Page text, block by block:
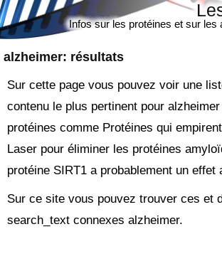
alzheimer: résultats
Infos sur les protéines et sur les
Sur cette page vous pouvez voir une
contenu le plus pertinent pour
protéines comme Protéines qui
Laser pour éliminer les protéines
protéine SIRT1 a probablement un effet
Sur ce site vous pouvez trouver ces et
search_text connexes alzheimer.